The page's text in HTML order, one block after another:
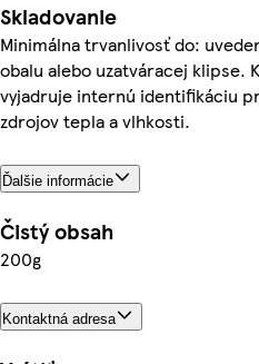
Skladovanie
Minimálna trvanlivosť do:
obalu alebo uzatváracej klipse.
vyjadruje internú identifikáciu
zdrojov tepla a vlhkosti.
Ďalšie informácie
Čistý obsah
200g
Kontaktná adresa